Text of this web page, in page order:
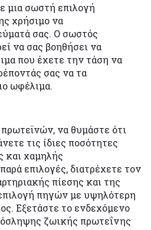
μια σωστή επιλογή
χρήσιμο να
σας. Ο σωστός
να σας βοηθήσει να
που έχετε την τάση να
σας να τα
ωφέλιμα.
να θυμάστε ότι
τις ίδιες ποσότητες
και χαμηλής
επιλογές, διατρέχετε τον
πίεσης και της
πηγών με υψηλότερη
Εξετάστε το ενδεχόμενο
ζωικής πρωτεΐνης